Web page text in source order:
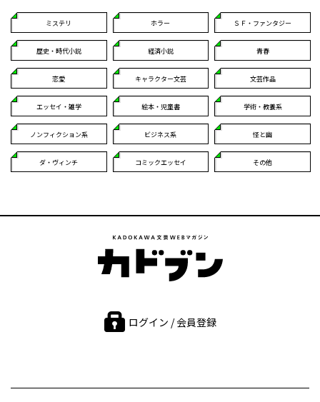
ミステリ ホラー ＳＦ・ファンタジー
歴史・時代小説 経済小説 青春
恋愛 キャラクター文芸 文芸作品
エッセイ・雑学 絵本・児童書 学術・教養系
ノンフィクション系 ビジネス系 怪と幽
ダ・ヴィンチ コミックエッセイ その他
ログイン / 会員登録